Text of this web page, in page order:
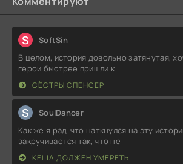
S SoftSin
В целом, история довольно затянутая,
герои быстрее пришли к
СЁСТРЫ СПЕНСЕР
S SoulDancer
Как же я рад, что наткнулся на эту
закручивается так, что не
КЕША ДОЛЖЕН УМЕРЕТЬ